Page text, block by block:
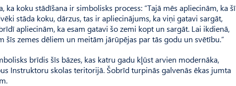
koku stādīšana ir simbolisks process: “Tajā mēs apliecinām, ka šī
stāda koku, dārzus, tas ir apliecinājums, ka viņi gatavi sargāt,
apliecinām, ka esam gatavi šo zemi kopt un sargāt. Lai ikdienā,
zemes dēliem un meitām jārūpējas par tās godu un svētību.”
brīdis šīs bāzes, kas katru gadu kļūst arvien modernāka,
Instruktoru skolas teritorijā. Šobrīd turpinās galvenās ēkas jumta